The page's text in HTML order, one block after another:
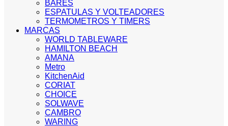
BARES
ESPATULAS Y VOLTEADORES
TERMOMETROS Y TIMERS
MARCAS
WORLD TABLEWARE
HAMILTON BEACH
AMANA
Metro
KitchenAid
CORIAT
CHOICE
SOLWAVE
CAMBRO
WARING